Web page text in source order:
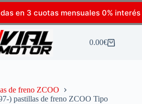
en 3 cuotas mensuales 0% interés
0.00€
de freno ZCOO
) pastillas de freno ZCOO Tipo